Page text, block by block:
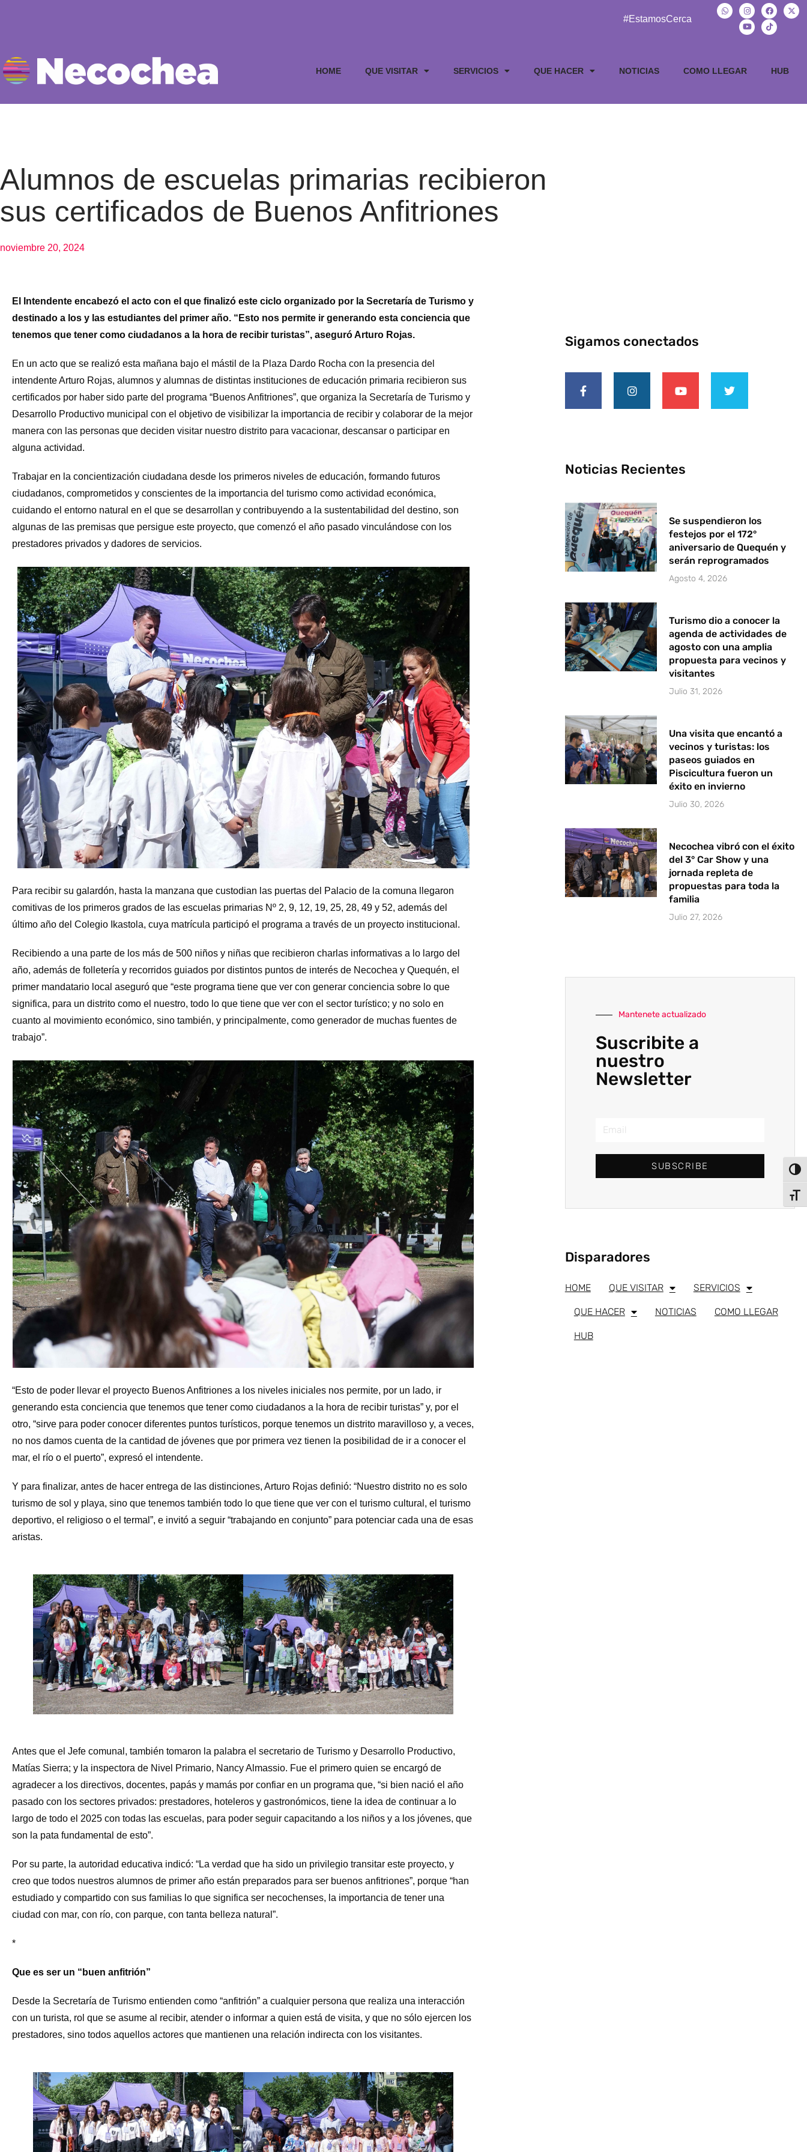
#EstamosCerca
HOME QUE VISITAR SERVICIOS QUE HACER NOTICIAS COMO LLEGAR HUB
Alumnos de escuelas primarias recibieron
sus certificados de Buenos Anfitriones
noviembre 20, 2024
El Intendente encabezó el acto con el que finalizó este ciclo organizado por la Secretaría de Turismo y
destinado a los y las estudiantes del primer año. “Esto nos permite ir generando esta conciencia que
tenemos que tener como ciudadanos a la hora de recibir turistas”, aseguró Arturo Rojas.
En un acto que se realizó esta mañana bajo el mástil de la Plaza Dardo Rocha con la presencia del
intendente Arturo Rojas, alumnos y alumnas de distintas instituciones de educación primaria recibieron sus
certificados por haber sido parte del programa “Buenos Anfitriones”, que organiza la Secretaría de Turismo y
Desarrollo Productivo municipal con el objetivo de visibilizar la importancia de recibir y colaborar de la mejor
manera con las personas que deciden visitar nuestro distrito para vacacionar, descansar o participar en
alguna actividad.
Trabajar en la concientización ciudadana desde los primeros niveles de educación, formando futuros
ciudadanos, comprometidos y conscientes de la importancia del turismo como actividad económica,
cuidando el entorno natural en el que se desarrollan y contribuyendo a la sustentabilidad del destino, son
algunas de las premisas que persigue este proyecto, que comenzó el año pasado vinculándose con los
prestadores privados y dadores de servicios.
Para recibir su galardón, hasta la manzana que custodian las puertas del Palacio de la comuna llegaron
comitivas de los primeros grados de las escuelas primarias Nº 2, 9, 12, 19, 25, 28, 49 y 52, además del
último año del Colegio Ikastola, cuya matrícula participó el programa a través de un proyecto institucional.
Recibiendo a una parte de los más de 500 niños y niñas que recibieron charlas informativas a lo largo del
año, además de folletería y recorridos guiados por distintos puntos de interés de Necochea y Quequén, el
primer mandatario local aseguró que “este programa tiene que ver con generar conciencia sobre lo que
significa, para un distrito como el nuestro, todo lo que tiene que ver con el sector turístico; y no solo en
cuanto al movimiento económico, sino también, y principalmente, como generador de muchas fuentes de
trabajo”.
“Esto de poder llevar el proyecto Buenos Anfitriones a los niveles iniciales nos permite, por un lado, ir
generando esta conciencia que tenemos que tener como ciudadanos a la hora de recibir turistas” y, por el
otro, “sirve para poder conocer diferentes puntos turísticos, porque tenemos un distrito maravilloso y, a veces,
no nos damos cuenta de la cantidad de jóvenes que por primera vez tienen la posibilidad de ir a conocer el
mar, el río o el puerto”, expresó el intendente.
Y para finalizar, antes de hacer entrega de las distinciones, Arturo Rojas definió: “Nuestro distrito no es solo
turismo de sol y playa, sino que tenemos también todo lo que tiene que ver con el turismo cultural, el turismo
deportivo, el religioso o el termal”, e invitó a seguir “trabajando en conjunto” para potenciar cada una de esas
aristas.
Antes que el Jefe comunal, también tomaron la palabra el secretario de Turismo y Desarrollo Productivo,
Matías Sierra; y la inspectora de Nivel Primario, Nancy Almassio. Fue el primero quien se encargó de
agradecer a los directivos, docentes, papás y mamás por confiar en un programa que, “si bien nació el año
pasado con los sectores privados: prestadores, hoteleros y gastronómicos, tiene la idea de continuar a lo
largo de todo el 2025 con todas las escuelas, para poder seguir capacitando a los niños y a los jóvenes, que
son la pata fundamental de esto”.
Por su parte, la autoridad educativa indicó: “La verdad que ha sido un privilegio transitar este proyecto, y
creo que todos nuestros alumnos de primer año están preparados para ser buenos anfitriones”, porque “han
estudiado y compartido con sus familias lo que significa ser necochenses, la importancia de tener una
ciudad con mar, con río, con parque, con tanta belleza natural”.
*
Que es ser un “buen anfitrión”
Desde la Secretaría de Turismo entienden como “anfitrión” a cualquier persona que realiza una interacción
con un turista, rol que se asume al recibir, atender o informar a quien está de visita, y que no sólo ejercen los
prestadores, sino todos aquellos actores que mantienen una relación indirecta con los visitantes.
Sigamos conectados
Noticias Recientes
Se suspendieron los
festejos por el 172°
aniversario de Quequén y
serán reprogramados
Agosto 4, 2026
Turismo dio a conocer la
agenda de actividades de
agosto con una amplia
propuesta para vecinos y
visitantes
Julio 31, 2026
Una visita que encantó a
vecinos y turistas: los
paseos guiados en
Piscicultura fueron un
éxito en invierno
Julio 30, 2026
Necochea vibró con el éxito
del 3° Car Show y una
jornada repleta de
propuestas para toda la
familia
Julio 27, 2026
Mantenete actualizado
Suscribite a
nuestro
Newsletter
SUBSCRIBE
Disparadores
HOME QUE VISITAR SERVICIOS
QUE HACER NOTICIAS COMO LLEGAR
HUB